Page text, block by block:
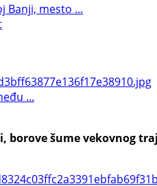
Banji, mesto ...
...
borove šume vekovnog